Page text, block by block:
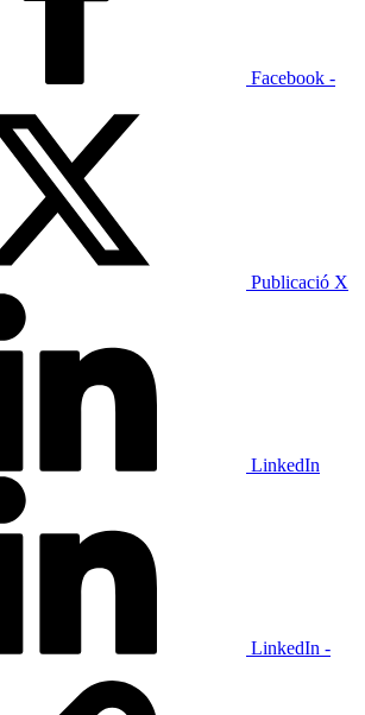
Facebook -
Publicació X
LinkedIn
LinkedIn -